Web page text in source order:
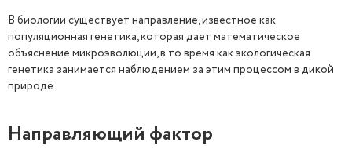
В биологии существует направление, известное как
популяционная генетика, которая дает математическое
объяснение микроэволюции, в то время как экологическая
генетика занимается наблюдением за этим процессом в дикой
природе.
Направляющий фактор